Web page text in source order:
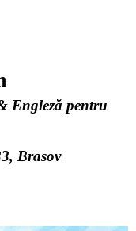
Engleză pentru
Brasov